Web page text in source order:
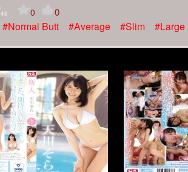
46 0 0
#Normal Butt #Average #Slim
#Large